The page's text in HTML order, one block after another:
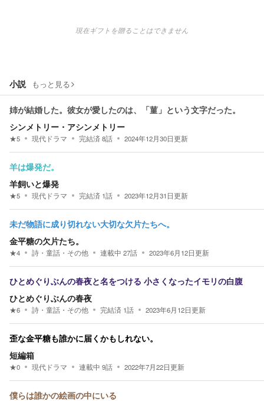
現在ギフトを贈ることはできません
小説 もっと見る
姉が結婚した。彼女が愛したのは、「菫」という文字だった。
シンメトリー・アシンメトリー
★5 現代ドラマ 完結済8話 2024年12月30日更新
羊は爆発だ。
羊飼いと爆発
★5 現代ドラマ 完結済 1話 2023年12月31日更新
未だ物語に成り切れない大切な欠片たちへ。
金平糖の欠片たち。
★4 詩・童話・その他 連載中 27話 2023年6月12日更新
ひとめぐりぶんの春夜と名をつける 小さくなったイモリの白腹
ひとめぐりぶんの春夜
★6 詩・童話・その他 完結済 1話 2023年6月12日更新
歪な金平糖も誰かに届くかもしれない。
短編箱
★0 現代ドラマ 連載中 9話 2022年7月22日更新
僕らは誰かの絵画の中にいる